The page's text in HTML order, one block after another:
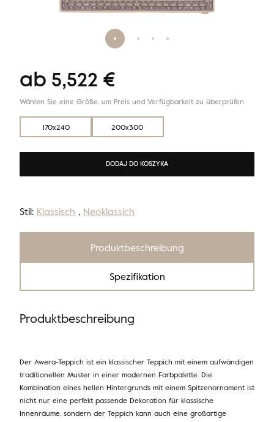
Stil: Klassisch , Neoklassich
170x240 200x300
ab 5,522 €
Wählen Sie eine Größe, um Preis und Verfügbarkeit zu überprüfen
DODAJ DO KOSZYKA
Produktbeschreibung
Spezifikation
Produktbeschreibung
Der Awera-Teppich ist ein klassischer Teppich mit einem aufwändigen
traditionellen Muster in einer modernen Farbpalette. Die
Kombination eines hellen Hintergrunds mit einem Spitzenornament ist
nicht nur eine perfekt passende Dekoration für klassische
Innenräume, sondern der Teppich kann auch eine großartige